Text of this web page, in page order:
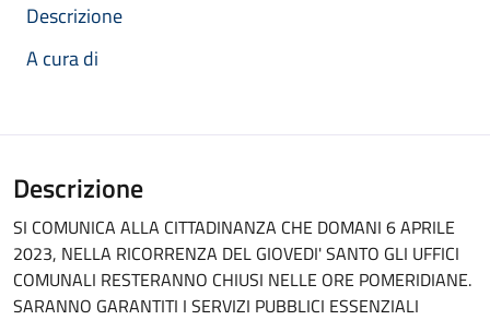
Descrizione
A cura di
Descrizione
SI COMUNICA ALLA CITTADINANZA CHE DOMANI 6 APRILE
2023, NELLA RICORRENZA DEL GIOVEDI' SANTO GLI UFFICI
COMUNALI RESTERANNO CHIUSI NELLE ORE POMERIDIANE.
SARANNO GARANTITI I SERVIZI PUBBLICI ESSENZIALI